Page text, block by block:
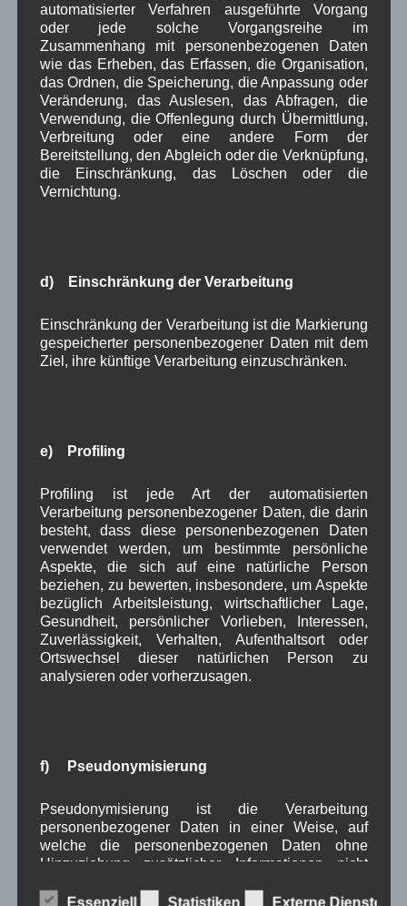
Neueste Kommentare
WBEbeiÜber uns
Josef Otler, Verein fürr Geschichtebei Über uns
Gerd ErfertbeiÜber uns
Beitragsarchiv
Juni 2026(4)
April 2026
(8)
März 2026 (9)
Februar 2026(6)
September 2025(5)
Juli 2025(9)
Juni 2025(7)
Mai 2025(3)
April 2025(8)
März 2025(5)
Februar 2025
(9)
Januar 2025(8)
Dezember 2024(7)
November 2024(14)
Oktober 2024(10)
September 2024(8)
April 2024(5)
Februar 2024(4)
Januar 2024(5)
Dezember 2023(8)
Oktober 2023
automatisierter Verfahren ausgeführte Vorgang
oder jede solche Vorgangsreihe im
Zusammenhang mit personenbezogenen Daten
wie das Erheben, das Erfassen, die Organisation,
das Ordnen, die Speicherung, die Anpassung oder
Veränderung, das Auslesen, das Abfragen, die
Verwendung, die Offenlegung durch Übermittlung,
Verbreitung oder eine andere Form der
Bereitstellung, den Abgleich oder die Verknüpfung,
die Einschränkung, das Löschen oder die
Vernichtung.
d) Einschränkung der Verarbeitung
Einschränkung der Verarbeitung ist die Markierung
gespeicherter personenbezogener Daten mit dem
Ziel, ihre künftige Verarbeitung einzuschränken.
e) Profiling
Profiling ist jede Art der automatisierten
Verarbeitung personenbezogener Daten, die darin
besteht, dass diese personenbezogenen Daten
verwendet werden, um bestimmte persönliche
Aspekte, die sich auf eine natürliche Person
beziehen, zu bewerten, insbesondere, um Aspekte
bezüglich Arbeitsleistung, wirtschaftlicher Lage,
Gesundheit, persönlicher Vorlieben, Interessen,
Zuverlässigkeit, Verhalten, Aufenthaltsort oder
Ortswechsel dieser natürlichen Person zu
analysieren oder vorherzusagen.
f) Pseudonymisierung
Pseudonymisierung ist die Verarbeitung
personenbezogener Daten in einer Weise, auf
welche die personenbezogenen Daten ohne
Hinzuziehung zusätzlicher Informationen nicht
zugeordnet werden können, sofern diese
Essenziell Statistiken Externe Dienste